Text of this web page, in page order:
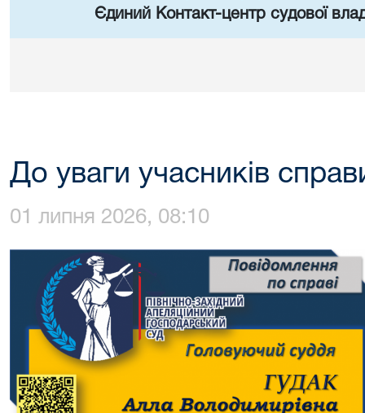
Єдиний Контакт-центр судової
До уваги учасників
01 липня 2026, 08:10